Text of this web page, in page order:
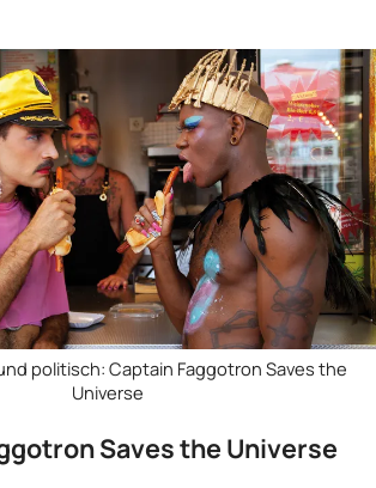
politisch: Captain Faggotron Saves the
Universe
Saves the Universe